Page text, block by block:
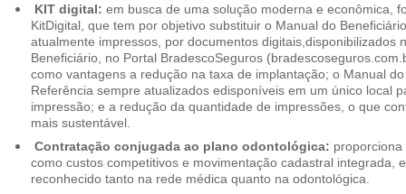
KIT digital: em busca de uma solução moderna e econômica,
KitDigital, que tem por objetivo substituir o Manual do
atualmente impressos, por documentos digitais,disponibilizados
Beneficiário, no Portal BradescoSeguros
como vantagens a redução na taxa de implantação; o Manual
Referência sempre atualizados edisponíveis em um único local
impressão; e a redução da quantidade de impressões, o que
mais sustentável.
Contratação conjugada ao plano odontológica:
como custos competitivos e movimentação cadastral integrada,
reconhecido tanto na rede médica quanto na odontológica.